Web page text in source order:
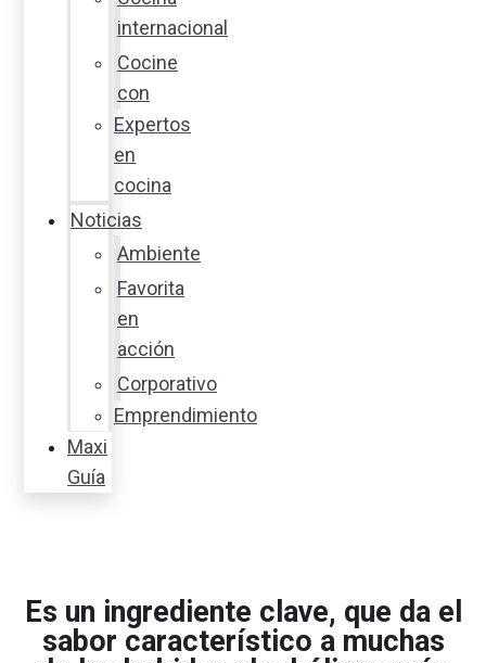
internacional
Cocine
con
Expertos
en
cocina
Noticias
Ambiente
Favorita
en
acción
Corporativo
Emprendimiento
Maxi
Guía
Es un ingrediente clave, que da el
sabor característico a muchas